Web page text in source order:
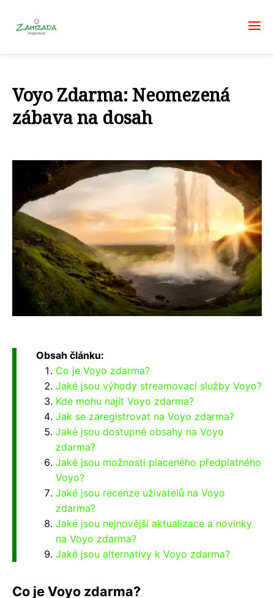
Voyo Zdarma: Neomezená
zábava na dosah
Obsah článku:
Co je Voyo zdarma?
Jaké jsou výhody streamovací služby Voyo?
Kde mohu najít Voyo zdarma?
Jak se zaregistrovat na Voyo zdarma?
Jaké jsou dostupné obsahy na Voyo
zdarma?
Jaké jsou možnosti placeného předplatného
Voyo?
Jaké jsou recenze uživatelů na Voyo
zdarma?
Jaké jsou nejnovější aktualizace a novinky
na Voyo zdarma?
Jaké jsou alternativy k Voyo zdarma?
Co je Voyo zdarma?